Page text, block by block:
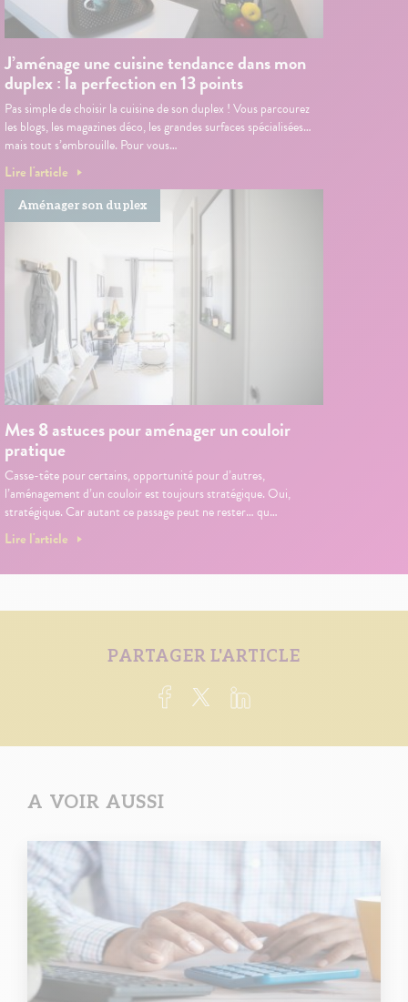
J’aménage une cuisine tendance dans mon
duplex : la perfection en 13 points
Pas simple de choisir la cuisine de son duplex ! Vous parcourez
les blogs, les magazines déco, les grandes surfaces spécialisées…
mais tout s’embrouille. Pour vous…
Lire l'article
Aménager son duplex
Mes 8 astuces pour aménager un couloir
pratique
Casse-tête pour certains, opportunité pour d’autres,
l’aménagement d’un couloir est toujours stratégique. Oui,
stratégique. Car autant ce passage peut ne rester… qu…
Lire l'article
PARTAGER L'ARTICLE
A VOIR AUSSI